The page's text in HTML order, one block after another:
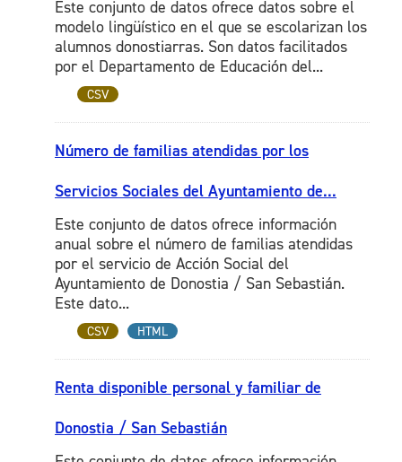
Este conjunto de datos ofrece datos sobre el
modelo lingüístico en el que se escolarizan los
alumnos donostiarras. Son datos facilitados
por el Departamento de Educación del...
CSV
Número de familias atendidas por los
Servicios Sociales del Ayuntamiento de...
Este conjunto de datos ofrece información
anual sobre el número de familias atendidas
por el servicio de Acción Social del
Ayuntamiento de Donostia / San Sebastián.
Este dato...
CSV HTML
Renta disponible personal y familiar de
Donostia / San Sebastián